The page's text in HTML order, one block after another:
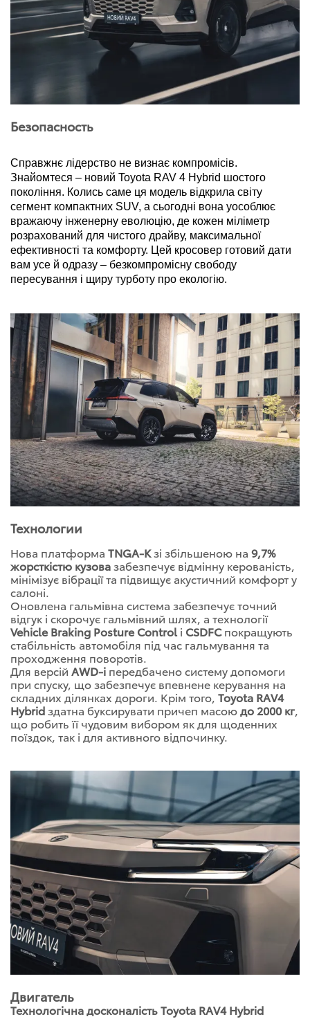
Безопасность
Справжнє лідерство не визнає компромісів.
Знайомтеся – новий Toyota RAV 4 Hybrid шостого
покоління. Колись саме ця модель відкрила світу
сегмент компактних SUV, а сьогодні вона уособлює
вражаючу інженерну еволюцію, де кожен міліметр
розрахований для чистого драйву, максимальної
ефективності та комфорту. Цей кросовер готовий дати
вам усе й одразу – безкомпромісну свободу
пересування і щиру турботу про екологію.
Технологии
Нова платформа TNGA-Kзі збільшеною на 9,7%
жорсткістю кузовазабезпечує відмінну керованість,
мінімізує вібрації та підвищує акустичний комфорт у
салоні.
Оновлена гальмівна система забезпечує точний
відгук і скорочує гальмівний шлях, а технології
Vehicle Braking Posture Control і CSDFCпокращують
стабільність автомобіля під час гальмування та
проходження поворотів.
Для версій AWD-i передбачено систему допомоги
при спуску, що забезпечує впевнене керування на
складних ділянках дороги. Крім того, Toyota RAV4
Hybridздатна буксирувати причеп масоюдо 2000 кг,
що робить її чудовим вибором як для щоденних
поїздок, так і для активного відпочинку.
Двигатель
Технологічна досконалість Toyota RAV4 Hybrid